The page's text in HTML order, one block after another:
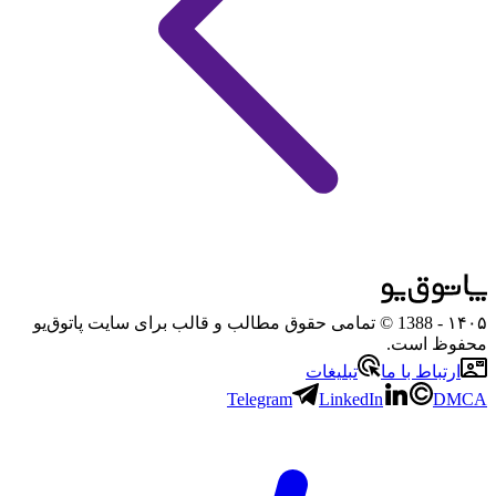
۱۴۰۵
- 1388 © تمامی حقوق مطالب و قالب برای سایت پاتوق‌یو
محفوظ است.
ارتباط با ما
تبلیغات
Telegram
LinkedIn DMCA